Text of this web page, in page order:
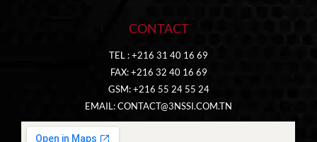
CONTACT
TEL : +216 31 40 16 69
FAX: +216 32 40 16 69
GSM: +216 55 24 55 24
EMAIL:CONTACT@3NSSI.COM.TN